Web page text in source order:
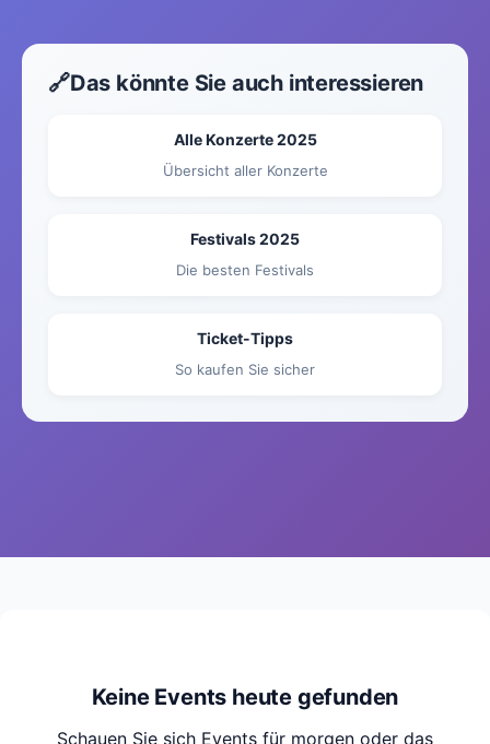
🔗Das könnte Sie auch interessieren
Alle Konzerte 2025
Übersicht aller Konzerte
Festivals 2025
Die besten Festivals
Ticket-Tipps
So kaufen Sie sicher
Keine Events heute gefunden
Schauen Sie sich Events für morgen oder das